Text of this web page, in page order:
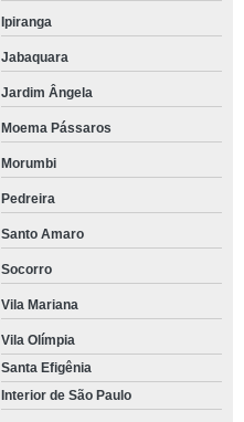
Ipiranga
Jabaquara
Jardim Ângela
Moema Pássaros
Morumbi
Pedreira
Santo Amaro
Socorro
Vila Mariana
Vila Olímpia
Santa Efigênia
Interior de São Paulo